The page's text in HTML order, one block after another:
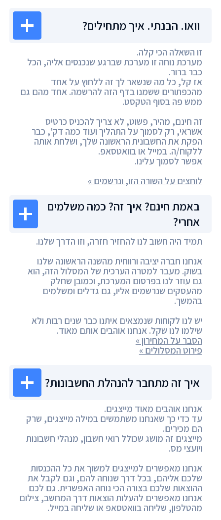
וואו. הבנתי. איך מתחילים?
זו השאלה הכי קלה.
מערכת נוחה זו מערכת שברגע שנכנסים אליה, הכל
כבר ברור.
אז קל, כל מה שנשאר לך זה ללחוץ על אחד
מהכפתורים ששמנו בדף הזה להרשמה. אחד מהם גם
ממש פה בסוף הטקסט.
זה חינם, מהיר, פשוט, לא צריך להכניס כרטיס
אשראי, רק לסמוך על התהליך ועוד כמה דק', כבר
הפקת את החשבונית הראשונה שלך, ושלחת אותה
ללקוח/ה. במייל או בוואטסאפ.
אפשר לסמוך עלינו.
לוחצים על השורה הזו, ונרשמים »
באמת חינם? איך זה? כמה משלמים
אחרי?
תמיד היה חשוב לנו להחזיר חזרה, וזו הדרך שלנו.
אנחנו חברה יציבה ורווחית מהשנה הראשונה שלנו
בשוק. מעבר למטרה הערכית של המסלול הזה, הוא
גם עוזר לנו בפרסום המערכת, וכמובן שחלק
מהעסקים שנרשמים אליו, גם גדלים ומשלמים
בהמשך.
יש לנו לקוחות שנמצאים איתנו כבר שנים רבות ולא
שילמו לנו שקל. אנחנו אוהבים אותם מאוד.
הסבר על המחירון »
פירוט המסלולים »
איך זה מתחבר להנהלת החשבונות?
אנחנו אוהבים מאוד מייצגים.
עד כדי כך שאנחנו משתמשים במילה מייצגים, שרק
הם מכירים.
מייצגים זה מושג שכולל רואי חשבון, מנהלי חשבונות
ויועצי מס.
אנחנו מאפשרים למייצגים למשוך את כל ההכנסות
שלכם אליהם, בכל דרך שנוחה להם, וגם לקבל את
ההוצאות שלכם בצורה הכי נוחה האפשרית. גם לכם
אנחנו מאפשרים להעלות הוצאות דרך המחשב, צילום
מהטלפון, שליחה בוואטסאפ או שליחה במייל.